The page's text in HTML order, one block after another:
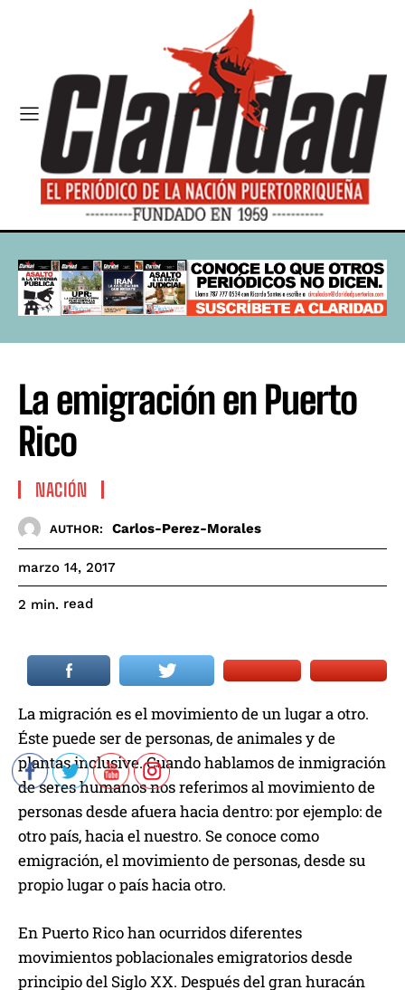
La emigración en Puerto
Rico
NACIÓN
AUTHOR: Carlos-Perez-Morales
marzo 14, 2017
2 min. read
La migración es el movimiento de un lugar a otro.
Éste puede ser de personas, de animales y de
plantas inclusive. Cuando hablamos de inmigración
de seres humanos nos referimos al movimiento de
personas desde afuera hacia dentro: por ejemplo: de
otro país, hacia el nuestro. Se conoce como
emigración, el movimiento de personas, desde su
propio lugar o país hacia otro.
En Puerto Rico han ocurridos diferentes
movimientos poblacionales emigratorios desde
principio del Siglo XX. Después del gran huracán